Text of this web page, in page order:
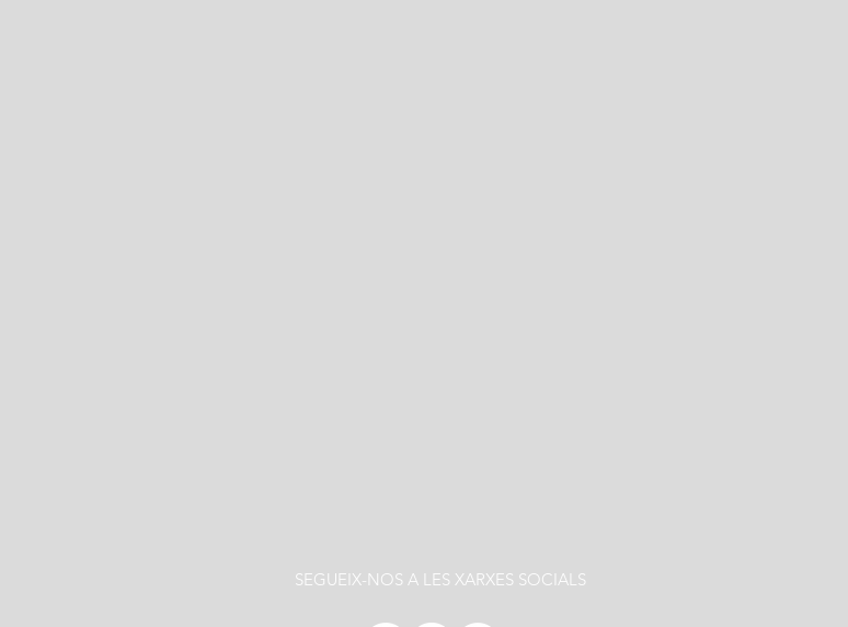
SEGUEIX-NOS A LES XARXES SOCIALS